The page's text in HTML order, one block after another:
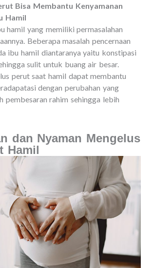
Bisa Membantu Kenyamanan
Hamil
hamil yang memiliki permasalahan
Beberapa masalah pencernaan
ibu hamil diantaranya yaitu konstipasi
sulit untuk buang air besar.
perut saat hamil dapat membantu
dengan perubahan yang
pembesaran rahim sehingga lebih
dan Nyaman Mengelus
Hamil